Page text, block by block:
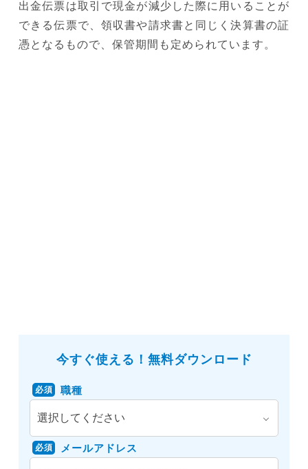
出金伝票は取引で現金が減少した際に用いることが
できる伝票で、領収書や請求書と同じく決算書の証
憑となるもので、保管期間も定められています。
今すぐ使える！無料ダウンロード
職種
必須
メールアドレス
必須